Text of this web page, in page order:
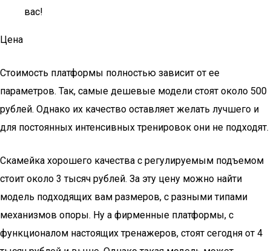
вас!
Цена
Стоимость платформы полностью зависит от ее
параметров. Так, самые дешевые модели стоят около 500
рублей. Однако их качество оставляет желать лучшего и
для постоянных интенсивных тренировок они не подходят.
Скамейка хорошего качества с регулируемым подъемом
стоит около 3 тысяч рублей. За эту цену можно найти
модель подходящих вам размеров, с разными типами
механизмов опоры. Ну а фирменные платформы, с
функционалом настоящих тренажеров, стоят сегодня от 4